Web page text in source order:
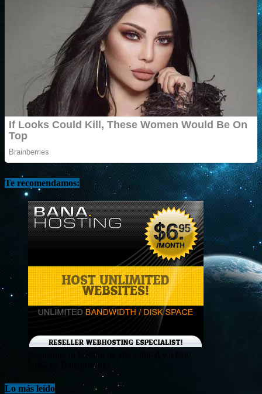
Te recomendamos:
¡Consigue tu hosting de alta calidad y a bajo
costo en Banahosting!
Lo más leído